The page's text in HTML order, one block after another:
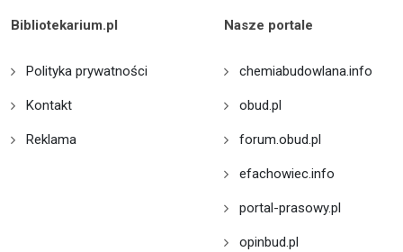
Bibliotekarium.pl
Polityka prywatności
Kontakt
Reklama
Nasze portale
chemiabudowlana.info
obud.pl
forum.obud.pl
efachowiec.info
portal-prasowy.pl
opinbud.pl